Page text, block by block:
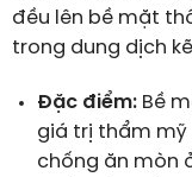
đều lên bề mặt
trong dung dịch
Đặc điểm:Bề
giá trị thẩm mỹ
chống ăn mòn